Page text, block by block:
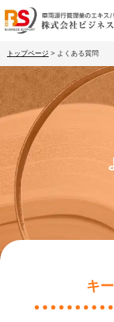
トップページ > よくある質問
キ